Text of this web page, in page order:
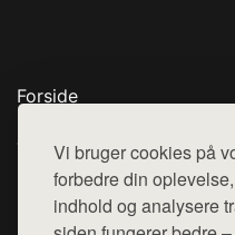
Vi bruger cookies på
forbedre din
indhold og analysere
Forside
Top Rabatter
Kontakt